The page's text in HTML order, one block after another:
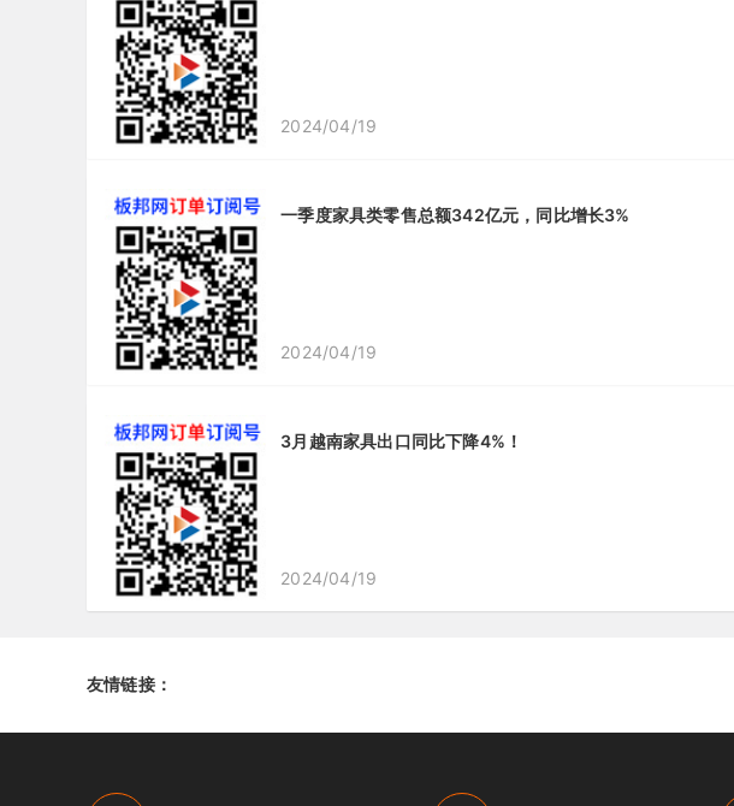
2024/04/19
一季度家具类零售总额342亿元，同比增长3%
2024/04/19
3月越南家具出口同比下降4%！
2024/04/19
友情链接：